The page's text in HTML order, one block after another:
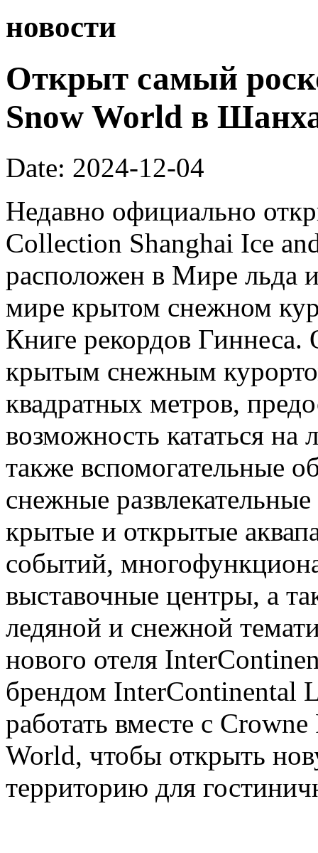
новости
Открыт самый
Snow World в
Date: 2024-12-04
Недавно официально
Collection Shanghai Ice
расположен в Мире льда
мире крытом снежном
Книге рекордов
крытым снежным
квадратных метров,
возможность кататься на
также вспомогательные
снежные
крытые и открытые
событий,
выставочные центры, а
ледяной и снежной
нового отеля
брендом InterContinental
работать вместе с
World, чтобы открыть
территорию для